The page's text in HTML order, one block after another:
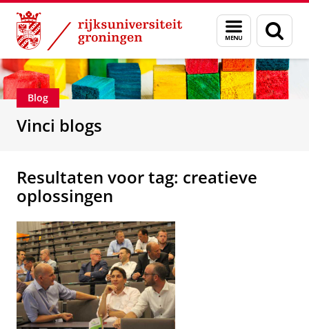
Skip
Content
Skip
Navigation
Menu
en
zoeken
Department of Innovation Management &
Blog
Vinci blogs
Resultaten voor tag: creatieve
oplossingen